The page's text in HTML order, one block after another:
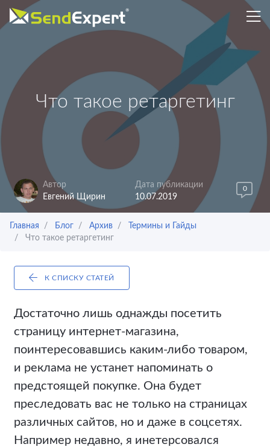
Что такое ретаргетинг
Автор
Евгений Щирин
Дата публикации
10.07.2019
0
Главная Блог Архив
Термины и Гайды
Что такое ретаргетинг
К СПИСКУ СТАТЕЙ
Достаточно лишь однажды посетить
страницу интернет-магазина,
поинтересовавшись каким-либо товаром,
и реклама не устанет напоминать о
предстоящей покупке. Она будет
преследовать вас не только на страницах
различных сайтов, но и даже в соцсетях.
Например недавно, я инетерсовался